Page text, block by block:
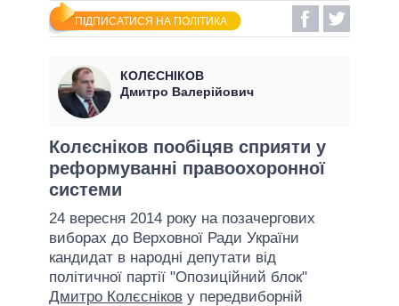
СТРІЧКА
ПОДІЇ
СТАТТІ
ДУМКИ
ОГЛЯДИ
ДАЙДЖЕСТИ
ПОЛІТИКА
ЕКОНОМІКА
СВІТ
ОБIЦЯНКИ
УСІ ПОЛІТИКИ
ПРЕЗИДЕНТ І ОФІС
ВЕРХОВНА РАДА
КАБІНЕТ МІНІСТРІВ
ГОЛОВИ ОБЛАДМІНІСТРАЦІЙ
МЕРИ МІСТ
ВСІ ПЕРСОНИ
ІНФОГРАФІКА
ПІДТРИМАТИ
ПІДПИСАТИСЯ НА ПОЛІТИКА
КОЛЄСНІКОВ
Дмитро Валерійович
Колєсніков пообіцяв сприяти у
реформуванні правоохоронної
системи
24 вересня 2014 року на позачергових
виборах до Верховної Ради України
кандидат в народні депутати від
політичної партії "Опозиційний блок"
Дмитро Колєсніков у передвиборній